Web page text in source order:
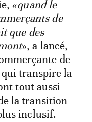
«quand le
de
que des
», a lancé,
de
transpire la
tout aussi
la transition
inclusif.